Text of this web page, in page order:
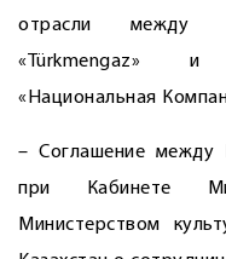
отрасли между
«Türkmengaz» и
«Национальная
– Соглашение между
при Кабинете
Министерством